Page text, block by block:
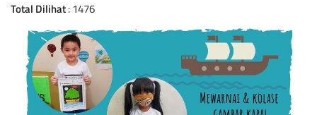
Total Dilihat: 1476